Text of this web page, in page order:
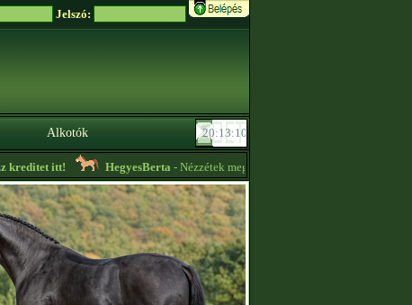
Jelszó:
Alkotók
itt! HegyesBerta- Nézzétek meg az ,,Aktuális hirdetéseket" a